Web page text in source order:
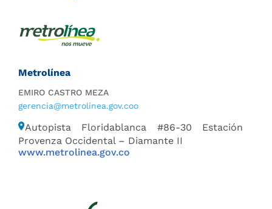
Metrolínea
EMIRO CASTRO MEZA
gerencia@metrolinea.gov.coo
Autopista Floridablanca #86-30 Estación
Provenza Occidental – Diamante II
www.metrolinea.gov.co